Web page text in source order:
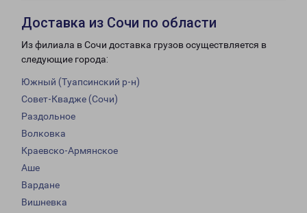
Доставка из Сочи по области
Из филиала в Сочи доставка грузов осуществляется в
следующие города:
Южный (Туапсинский р-н)
Совет-Квадже (Сочи)
Раздольное
Волковка
Краевско-Армянское
Аше
Вардане
Вишневка